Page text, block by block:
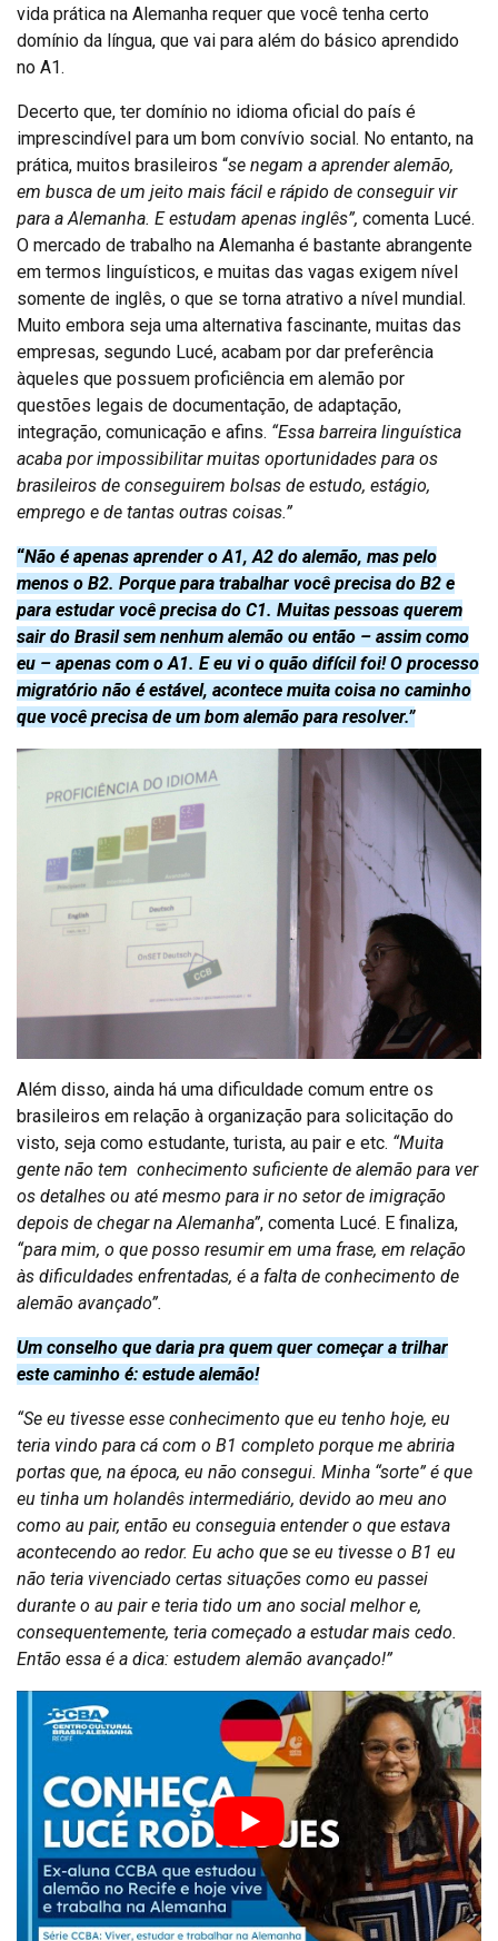
vida prática na Alemanha requer que você tenha certo
domínio da língua, que vai para além do básico aprendido
no A1.
Decerto que, ter domínio no idioma oficial do país é
imprescindível para um bom convívio social. No entanto, na
prática, muitos brasileiros “se negam a aprender alemão,
em busca de um jeito mais fácil e rápido de conseguir vir
para a Alemanha. E estudam apenas inglês”, comenta Lucé.
O mercado de trabalho na Alemanha é bastante abrangente
em termos linguísticos, e muitas das vagas exigem nível
somente de inglês, o que se torna atrativo a nível mundial.
Muito embora seja uma alternativa fascinante, muitas das
empresas, segundo Lucé, acabam por dar preferência
àqueles que possuem proficiência em alemão por
questões legais de documentação, de adaptação,
integração, comunicação e afins. “Essa barreira linguística
acaba por impossibilitar muitas oportunidades para os
brasileiros de conseguirem bolsas de estudo, estágio,
emprego e de tantas outras coisas.”
“Não é apenas aprender o A1, A2 do alemão, mas pelo
menos o B2. Porque para trabalhar você precisa do B2 e
para estudar você precisa do C1. Muitas pessoas querem
sair do Brasil sem nenhum alemão ou então – assim como
eu – apenas com o A1. E eu vi o quão difícil foi! O processo
migratório não é estável, acontece muita coisa no caminho
que você precisa de um bom alemão para resolver.”
Além disso, ainda há uma dificuldade comum entre os
brasileiros em relação à organização para solicitação do
visto, seja como estudante, turista, au pair e etc. “Muita
gente não tem conhecimento suficiente de alemão para ver
os detalhes ou até mesmo para ir no setor de imigração
depois de chegar na Alemanha”, comenta Lucé. E finaliza,
“para mim, o que posso resumir em uma frase, em relação
às dificuldades enfrentadas, é a falta de conhecimento de
alemão avançado”.
Um conselho que daria pra quem quer começar a trilhar
este caminho é: estude alemão!
“Se eu tivesse esse conhecimento que eu tenho hoje, eu
teria vindo para cá com o B1 completo porque me abriria
portas que, na época, eu não consegui. Minha “sorte” é que
eu tinha um holandês intermediário, devido ao meu ano
como au pair, então eu conseguia entender o que estava
acontecendo ao redor. Eu acho que se eu tivesse o B1 eu
não teria vivenciado certas situações como eu passei
durante o au pair e teria tido um ano social melhor e,
consequentemente, teria começado a estudar mais cedo.
Então essa é a dica: estudem alemão avançado!”